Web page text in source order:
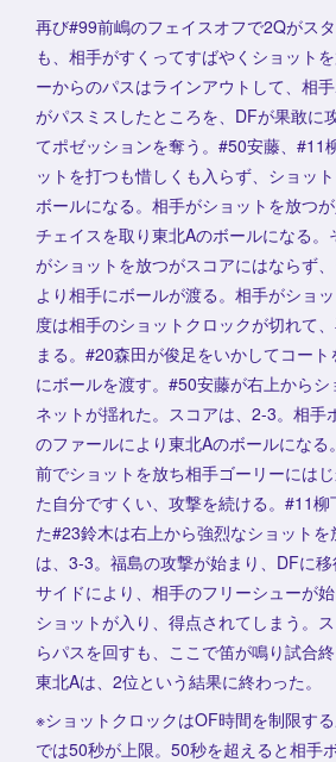
再び#99前嶋のフェイスオフで2Qがス
も、相手がすくってすばやくショット
ーからのパスはラインアウトして、相
がパスミスしたところを、DFが果敢に
てポゼッションを奪う。#50安藤、#11
ットを打つも惜しくも入らず、ショッ
ボールになる。相手がショットを放つ
チェイスを取り東北Aのボールになる
がショットを放つがスコアにはならず
より相手にボールが渡る。相手がショ
度は相手のショットクロックが切れて
まる。#20森田が俊足をいかしてコー
にボールを渡す。#50安藤が右上から
ネットが揺れた。スコアは、2-3。相手
のファールにより東北Aのボールになる
前でショットを放ち相手ゴーリーには
た自分ですくい、攻撃を続ける。#11
た#23鈴木は右上から強烈なショット
は、3-3。福島の攻撃が始まり、DFに
サイドにより、相手のフリーシューが
ショットが入り、得点されてしまう。
らパスを回すも、ここで笛が鳴り試合
東北Aは、2位という結果に終わった。
※ショットクロックはOF時間を制限す
では50秒が上限。50秒を超えると相手